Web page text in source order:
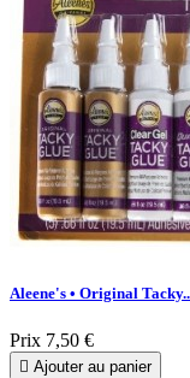
Aleene's • Original
Prix 7,50 €
 Ajouter au panier